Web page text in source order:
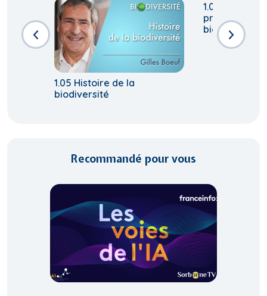
1.05 Histoire de la
biodiversité
1.07
préoccuper
biodiversité?
Recommandé pour vous